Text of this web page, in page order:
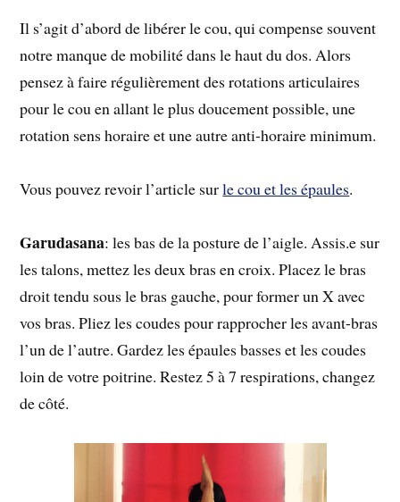
Il s’agit d’abord de libérer le cou, qui compense souvent
notre manque de mobilité dans le haut du dos. Alors
pensez à faire régulièrement des rotations articulaires
pour le cou en allant le plus doucement possible, une
rotation sens horaire et une autre anti-horaire minimum.
Vous pouvez revoir l’article surle cou et les épaules.
Garudasana: les bas de la posture de l’aigle. Assis.e sur
les talons, mettez les deux bras en croix. Placez le bras
droit tendu sous le bras gauche, pour former un X avec
vos bras. Pliez les coudes pour rapprocher les avant-bras
l’un de l’autre. Gardez les épaules basses et les coudes
loin de votre poitrine. Restez 5 à 7 respirations, changez
de côté.